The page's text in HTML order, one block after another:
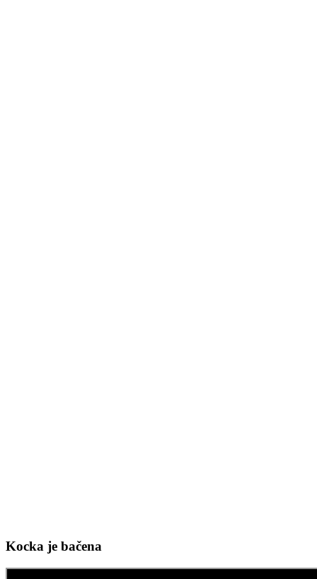
Kocka je bačena